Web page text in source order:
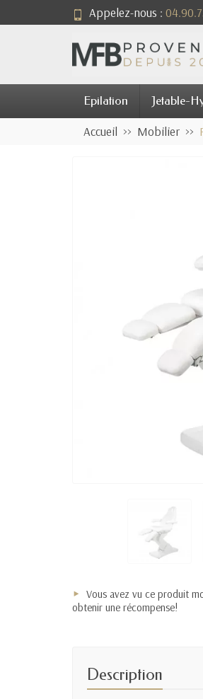
Appelez-nous :
Epilation Jetable-
Accueil Mobilier
Vous avez vu ce produit
obtenir une récompense!
Description